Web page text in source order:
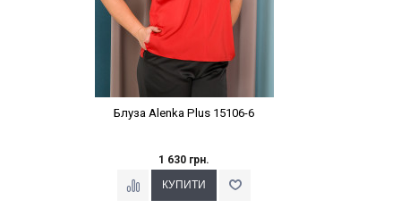
Блуза Alenka Plus 15106-6
1 630 грн.